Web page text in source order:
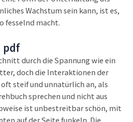
Wachstum sein kann, ist es,
fesselnd macht.
pdf
durch die Spannung wie ein
doch die Interaktionen der
steif und unnatürlich an, als
sprechen und nicht aus
ist unbestreitbar schön, mit
auf der Seite funkeln. Die